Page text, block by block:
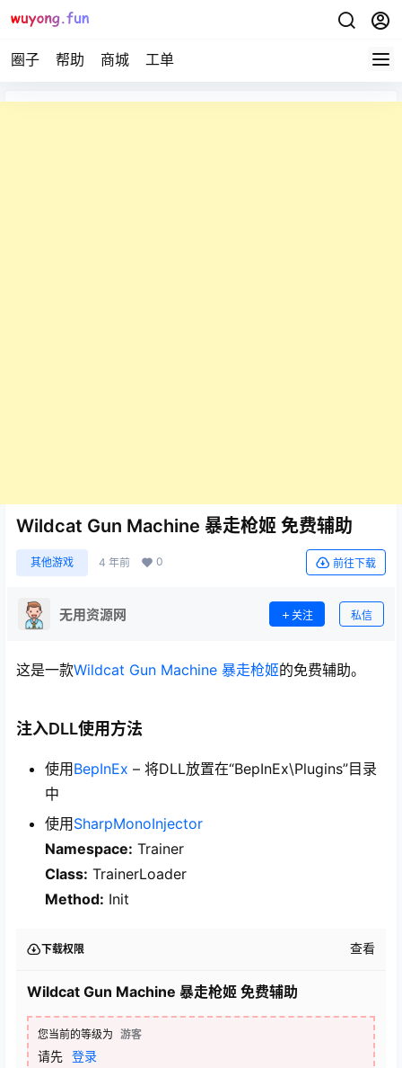
圈子 帮助 商城 工单
Wildcat Gun Machine 暴走枪姬 免费辅助
其他游戏 4 年前 0 前往下载
无用资源网 关注 私信
这是一款Wildcat Gun Machine 暴走枪姬的免费辅助。
注入DLL使用方法
使用 BepInEx – 将DLL放置在“BepInEx\Plugins”目录
中
使用 SharpMonoInjector
Namespace: Trainer
Class: TrainerLoader
Method: Init
下载权限 查看
Wildcat Gun Machine 暴走枪姬 免费辅助
您当前的等级为 游客
请先 登录